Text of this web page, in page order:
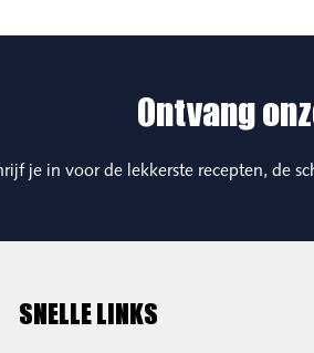
Ontvang
je in voor de lekkerste recepten, de
SNELLE LINKS